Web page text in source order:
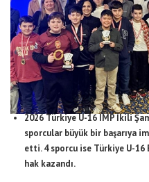
2026 Türkiye U-16 IMP İkili
sporcular büyük bir başarıya
etti. 4 sporcu ise Türkiye U-16
hak kazandı.